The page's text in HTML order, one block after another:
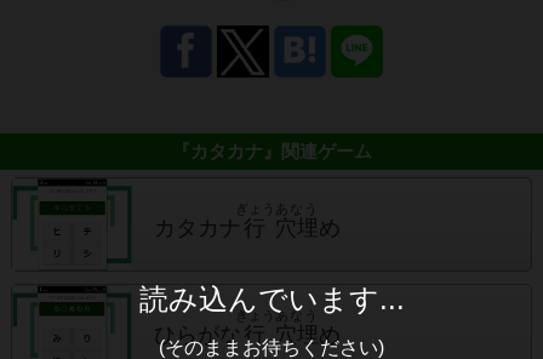
読み込んでいます...
(そのままお待ちください)
『カタカナ』 関連ゲーム
カタカナ 行
ぎょう
穴埋
あなう
め
ひらがな 行
ぎょう
穴埋
あなう
め